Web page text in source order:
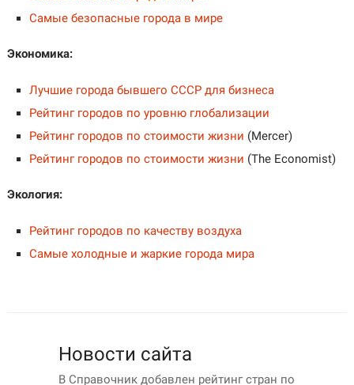
Самые безопасные города в мире
Экономика:
Лучшие города бывшего СССР для бизнеса
Рейтинг городов по уровню глобализации
Рейтинг городов по стоимости жизни (Mercer)
Рейтинг городов по стоимости жизни (The Economist)
Экология:
Рейтинг городов по качеству воздуха
Самые холодные и жаркие города мира
Новости сайта
В Справочник добавлен рейтинг стран по